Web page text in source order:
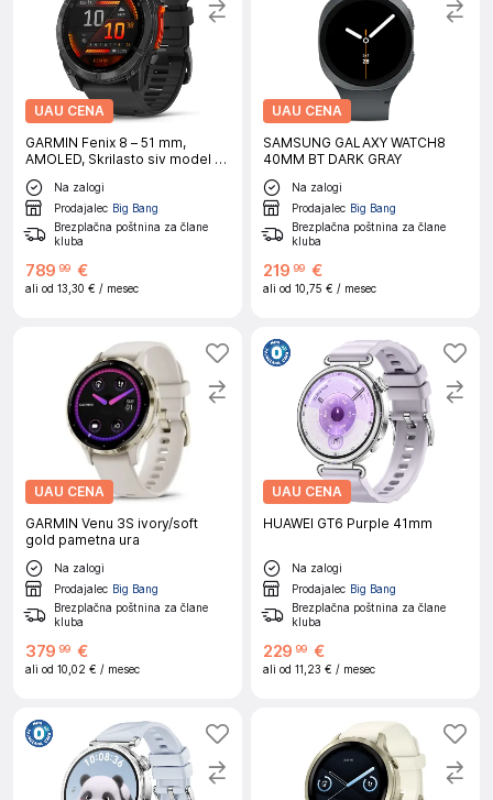
UAU CENA
GARMIN Fenix 8 – 51 mm,
AMOLED, Skrilasto siv model s
črnim silikonskim paščkom
Na zalogi
Prodajalec Big Bang
Brezplačna poštnina za člane
kluba
789 99 €
ali od 13,30 € / mesec
UAU CENA
SAMSUNG GALAXY WATCH8
40MM BT DARK GRAY
Na zalogi
Prodajalec Big Bang
Brezplačna poštnina za člane
kluba
219 99 €
ali od 10,75 € / mesec
UAU CENA
GARMIN Venu 3S ivory/soft
gold pametna ura
Na zalogi
Prodajalec Big Bang
Brezplačna poštnina za člane
kluba
379 99 €
ali od 10,02 € / mesec
UAU CENA
HUAWEI GT6 Purple 41mm
Na zalogi
Prodajalec Big Bang
Brezplačna poštnina za člane
kluba
229 99 €
ali od 11,23 € / mesec